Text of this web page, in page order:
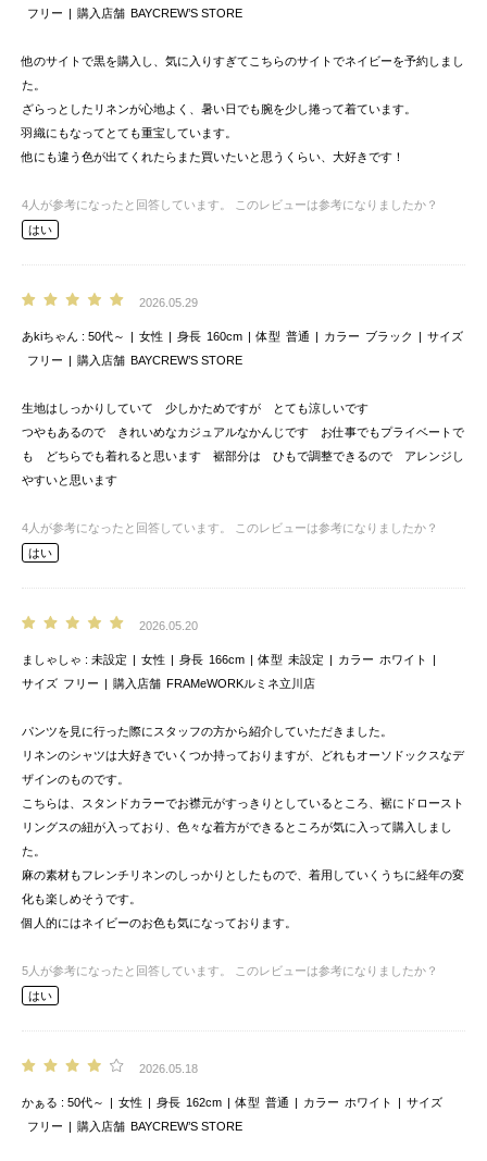
フリー
購入店舗 BAYCREW’S STORE
他のサイトで黒を購入し、気に入りすぎてこちらのサイトでネイビーを予約しまし
た。
ざらっとしたリネンが心地よく、暑い日でも腕を少し捲って着ています。
羽織にもなってとても重宝しています。
他にも違う色が出てくれたらまた買いたいと思うくらい、大好きです！
4 人が参考になったと回答しています。
このレビューは参考になりましたか？
はい
2026.05.29
あkiちゃん 50代～ 女性 身長 160cm 体型 普通 カラー ブラック
サイズ
フリー
購入店舗 BAYCREW’S STORE
生地はしっかりしていて 少しかためですが とても涼しいです
つやもあるので きれいめなカジュアルなかんじです お仕事でもプライベートで
も どちらでも着れると思います 裾部分は ひもで調整できるので アレンジし
やすいと思います
4 人が参考になったと回答しています。
このレビューは参考になりましたか？
はい
2026.05.20
ましゃしゃ 未設定 女性 身長 166cm 体型 未設定 カラー ホワイト
サイズ フリー 購入店舗 FRAMeWORKルミネ立川店
パンツを見に行った際にスタッフの方から紹介していただきました。
リネンのシャツは大好きでいくつか持っておりますが、どれもオーソドックスなデ
ザインのものです。
こちらは、スタンドカラーでお襟元がすっきりとしているところ、裾にドロースト
リングスの紐が入っており、色々な着方ができるところが気に入って購入しまし
た。
麻の素材もフレンチリネンのしっかりとしたもので、着用していくうちに経年の変
化も楽しめそうです。
個人的にはネイビーのお色も気になっております。
5 人が参考になったと回答しています。
このレビューは参考になりましたか？
はい
2026.05.18
かぁる 50代～ 女性 身長 162cm 体型 普通 カラー ホワイト
サイズ
フリー
購入店舗 BAYCREW’S STORE